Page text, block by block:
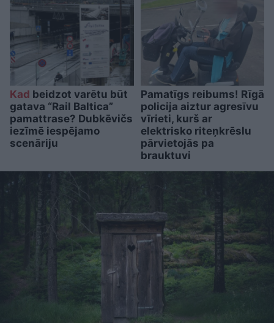
Kad beidzot varētu būt
gatava “Rail Baltica”
pamattrase? Dubkēvičs
iezīmē iespējamo
scenāriju
Pamatīgs reibums! Rīgā
policija aiztur agresīvu
vīrieti, kurš ar
elektrisko riteņkrēslu
pārvietojās pa
brauktuvi